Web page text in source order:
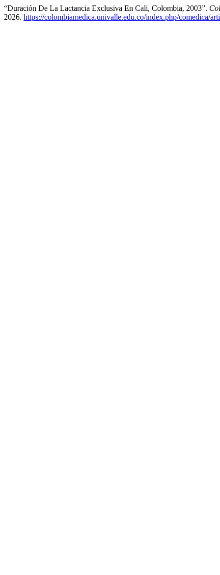
“Duración De La Lactancia Exclusiva En Cali, Colombia, 2003”.
2026. https://colombiamedica.univalle.edu.co/index.php/comedica/